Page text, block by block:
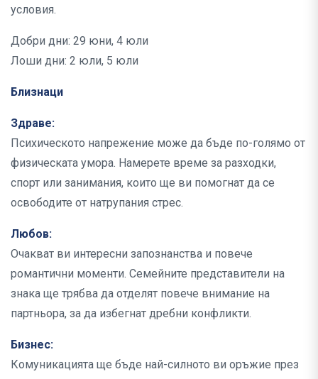
условия.
Добри дни: 29 юни, 4 юли
Лоши дни: 2 юли, 5 юли
Близнаци
Здраве:
Психическото напрежение може да бъде по-голямо от
физическата умора. Намерете време за разходки,
спорт или занимания, които ще ви помогнат да се
освободите от натрупания стрес.
Любов:
Очакват ви интересни запознанства и повече
романтични моменти. Семейните представители на
знака ще трябва да отделят повече внимание на
партньора, за да избегнат дребни конфликти.
Бизнес:
Комуникацията ще бъде най-силното ви оръжие през